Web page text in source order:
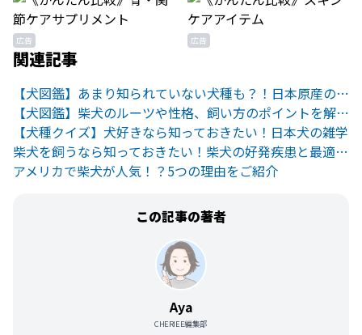
広告 広告
関連記事
【犬図鑑】あまり知られていない犬種も？！日本原産の犬たちをご紹介
【犬図鑑】柴犬のルーツや性格、飼い方のポイントを解説！
【犬種クイズ】犬好きなら知っておきたい！日本犬の雑学
柴犬を飼うなら知っておきたい！柴犬の好発疾患と最適な飼育環境
アメリカで柴犬が人気！？5つの理由をご紹介
この記事の著者
Aya
CHERIEE編集部